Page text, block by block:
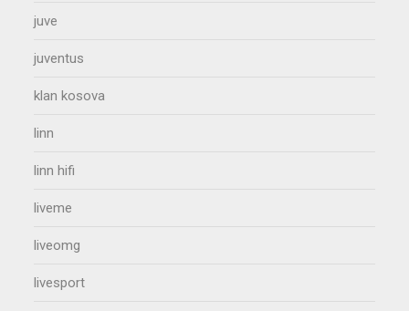
juve
juventus
klan kosova
linn
linn hifi
liveme
liveomg
livesport